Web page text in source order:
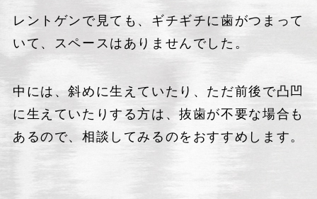
レントゲンで見ても、ギチギチに歯がつまって
いて、スペースはありませんでした。
中には、斜めに生えていたり、ただ前後で凸凹
に生えていたりする方は、抜歯が不要な場合も
あるので、相談してみるのをおすすめします。